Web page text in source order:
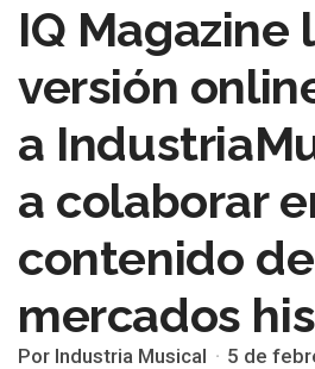
IQ Magazine
versión
a
a colaborar
contenido
mercados
Por Industria Musical 5 de